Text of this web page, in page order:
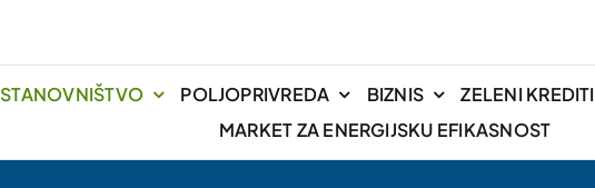
STANOVNIŠTVO POLJOPRIVREDA BIZNIS ZELENI KREDITI
MARKET ZA ENERGIJSKU EFIKASNOST